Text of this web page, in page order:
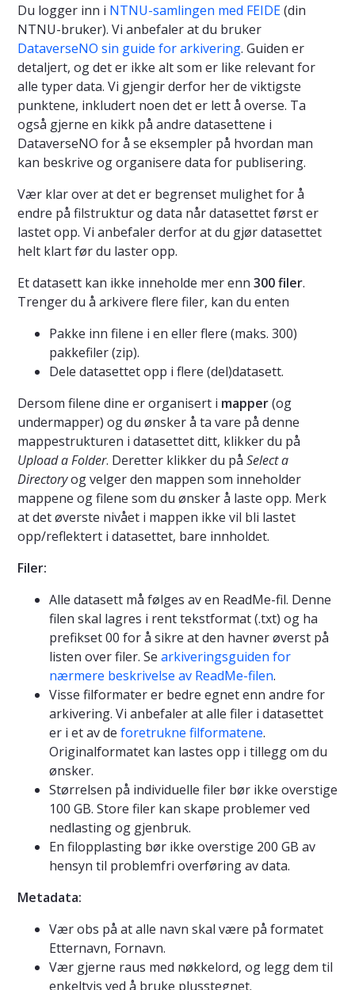
Du logger inn i NTNU-samlingen med FEIDE(din
NTNU-bruker). Vi anbefaler at du bruker
DataverseNO sin guide for arkivering. Guiden er
detaljert, og det er ikke alt som er like relevant for
alle typer data. Vi gjengir derfor her de viktigste
punktene, inkludert noen det er lett å overse. Ta
også gjerne en kikk på andre datasettene i
DataverseNO for å se eksempler på hvordan man
kan beskrive og organisere data for publisering.
Vær klar over at det er begrenset mulighet for å
endre på filstruktur og data når datasettet først er
lastet opp. Vi anbefaler derfor at du gjør datasettet
helt klart før du laster opp.
Et datasett kan ikke inneholde mer enn 300 filer.
Trenger du å arkivere flere filer, kan du enten
Pakke inn filene i en eller flere (maks. 300)
pakkefiler (zip).
Dele datasettet opp i flere (del)datasett.
Dersom filene dine er organisert i mapper(og
undermapper) og du ønsker å ta vare på denne
mappestrukturen i datasettet ditt, klikker du på
Upload a Folder. Deretter klikker du på Select a
Directoryog velger den mappen som inneholder
mappene og filene som du ønsker å laste opp. Merk
at det øverste nivået i mappen ikke vil bli lastet
opp/reflektert i datasettet, bare innholdet.
Filer:
Alle datasett må følges av en ReadMe-fil. Denne
filen skal lagres i rent tekstformat (.txt) og ha
prefikset 00 for å sikre at den havner øverst på
listen over filer. Se arkiveringsguiden for
nærmere beskrivelse av ReadMe-filen.
Visse filformater er bedre egnet enn andre for
arkivering. Vi anbefaler at alle filer i datasettet
er i et av de foretrukne filformatene.
Originalformatet kan lastes opp i tillegg om du
ønsker.
Størrelsen på individuelle filer bør ikke overstige
100 GB. Store filer kan skape problemer ved
nedlasting og gjenbruk.
En filopplasting bør ikke overstige 200 GB av
hensyn til problemfri overføring av data.
Metadata:
Vær obs på at alle navn skal være på formatet
Etternavn, Fornavn.
Vær gjerne raus med nøkkelord, og legg dem til
enkeltvis ved å bruke plusstegnet.